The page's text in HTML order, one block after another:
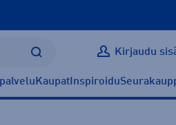
Kirjaudu
Kaupat Inspiroidu